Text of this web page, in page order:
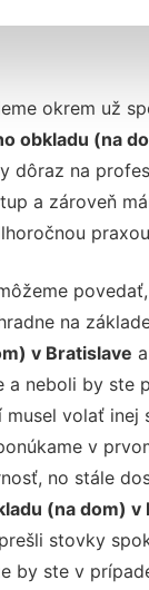
okrem už
obkladu (na
dôraz na
a zároveň
na
v Bratislave
a neboli by ste
volať inej
v
no stále
(na dom) v
stovky
by ste v